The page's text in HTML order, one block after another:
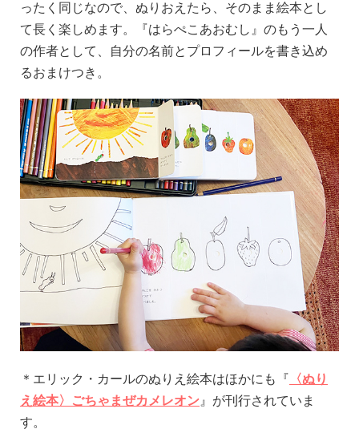
ったく同じなので、ぬりおえたら、そのまま絵本とし
て長く楽しめます。『はらぺこあおむし』のもう一人
の作者として、自分の名前とプロフィールを書き込め
るおまけつき。
＊エリック・カールのぬりえ絵本はほかにも『 〈ぬり
え絵本〉ごちゃまぜカメレオン』が刊行されていま
す。